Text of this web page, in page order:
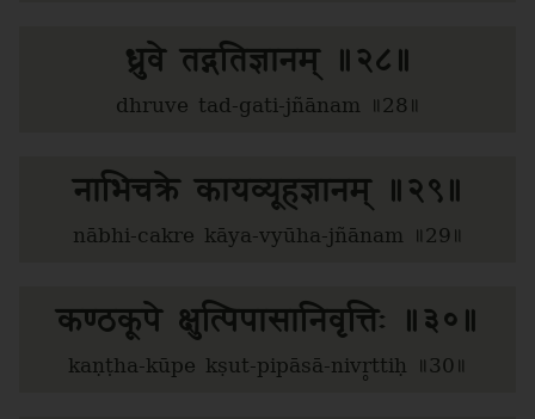
ध्रुवे तद्गतिज्ञानम् ॥२८॥
dhruve tad-gati-jñānam ॥28॥
नाभिचक्रे कायव्यूहज्ञानम् ॥२९॥
nābhi-cakre kāya-vyūha-jñānam ॥29॥
कण्ठकूपे क्षुत्पिपासानिवृत्तिः ॥३०॥
kaṇṭha-kūpe kṣut-pipāsā-nivr̥ttiḥ ॥30॥